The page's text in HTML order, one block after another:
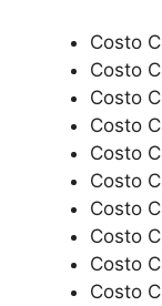
Costo
Costo
Costo
Costo
Costo
Costo
Costo
Costo
Costo
Costo